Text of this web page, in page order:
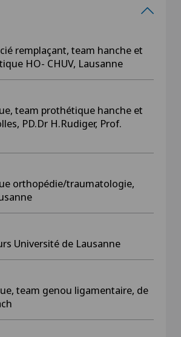
remplaçant, team hanche et
HO- CHUV, Lausanne
team prothétique hanche et
PD.Dr H.Rudiger, Prof.
orthopédie/traumatologie,
Université de Lausanne
team genou ligamentaire, de